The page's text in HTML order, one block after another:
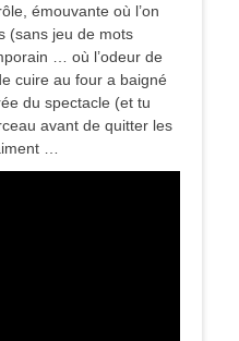
émouvante où l’on
(sans jeu de mots
… où l’odeur de
cuire au four a baigné
du spectacle (et tu
avant de quitter les
…